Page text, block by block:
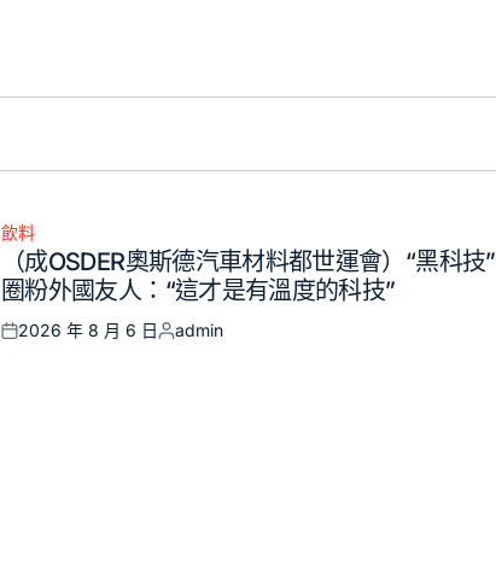
Posted
飲料
（成OSDER奧斯德汽車材料都世運會）“黑科技”
圈粉外國友人：“這才是有溫度的科技”
Posted
2026 年 8 月 6 日
Posted
admin